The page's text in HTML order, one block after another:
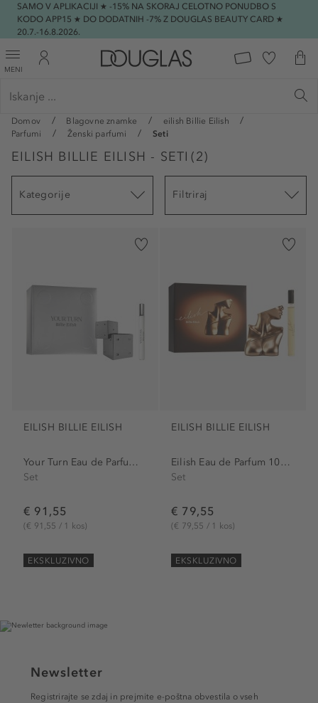
SAMO V APLIKACIJI ★ -15% NA SKORAJ CELOTNO PONUDBO S
KODO APP15 ★ DO DODATNIH -7% Z DOUGLAS BEAUTY CARD ★
20.7.-16.8.2026.
MENI
Domov Blagovne znamke
eilish Billie Eilish
Parfumi
Ženski parfumi Seti
EILISH BILLIE EILISH - SETI (2)
Kategorije Filtriraj
EILISH BILLIE EILISH
Your Turn Eau de Parfum 100...
Set
€ 91,55
(€ 91,55 / 1 kos)
EKSKLUZIVNO
EILISH BILLIE EILISH
Eilish Eau de Parfum 100 ml...
Set
€ 79,55
(€ 79,55 / 1 kos)
EKSKLUZIVNO
Newsletter
Registrirajte se zdaj in prejmite e-poštna obvestila o vseh